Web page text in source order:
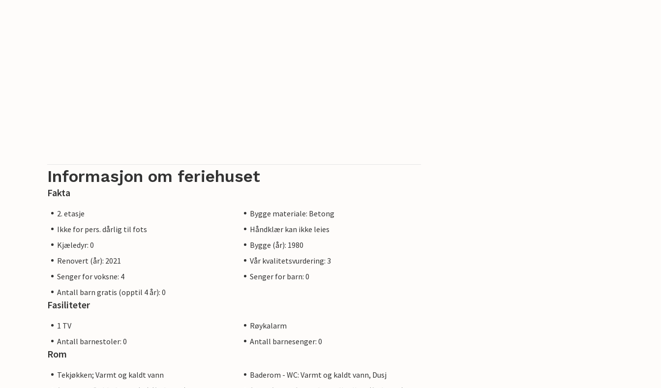
Informasjon om feriehuset
Fakta
2. etasje
Bygge materiale: Betong
Ikke for pers. dårlig til fots
Håndklær kan ikke leies
Kjæledyr: 0
Bygge (år): 1980
Renovert (år): 2021
Vår kvalitetsvurdering: 3
Senger for voksne: 4
Senger for barn: 0
Antall barn gratis (opptil 4 år): 0
Fasiliteter
1 TV
Røykalarm
Antall barnestoler: 0
Antall barnesenger: 0
Rom
Tekjøkken; Varmt og kaldt vann
Baderom - WC: Varmt og kaldt vann, Dusj